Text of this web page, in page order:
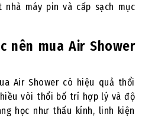
máy pin và cấp sạch mục
nên mua Air Shower
Air Shower có hiệu quả thổi
vòi thổi bố trí hợp lý và độ
học như thấu kính, linh kiện